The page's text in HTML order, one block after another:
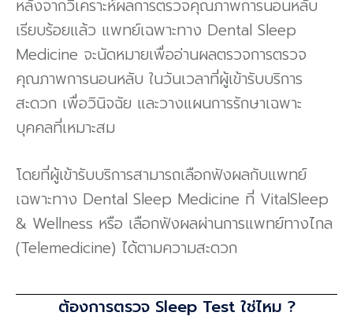
หลังจากวิเคราะห์ผลการตรวจคุณภาพการนอนหลับ
เรียบร้อยแล้ว แพทย์เฉพาะทาง Dental Sleep
Medicine จะนัดหมายเพื่ออ่านผลตรวจการตรวจ
คุณภาพการนอนหลับ ในวันเวลาที่ผู้เข้ารับบริการ
สะดวก เพื่อวินิจฉัย และวางแผนการรักษาเฉพาะ
บุคคลที่เหมาะสม
โดยที่ผู้เข้ารับบริการสามารถเลือกฟังผลกับแพทย์
เฉพาะทาง Dental Sleep Medicine ที่ VitalSleep
& Wellness หรือ เลือกฟังผลผ่านการแพทย์ทางไกล
(Telemedicine) ได้ตามความสะดวก
ต้องการตรวจ Sleep Test ใช่ไหม ?